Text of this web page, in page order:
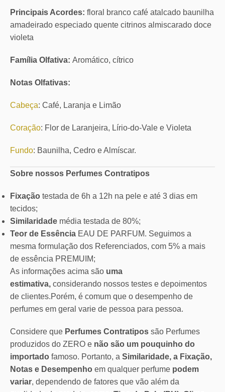
Principais Acordes: floral branco café atalcado baunilha
amadeirado especiado quente citrinos almiscarado doce
violeta
Família Olfativa: Aromático, cítrico
Notas Olfativas:
Cabeça: Café, Laranja e Limão
Coração: Flor de Laranjeira, Lírio-do-Vale e Violeta
Fundo: Baunilha, Cedro e Almíscar.
Sobre nossos Perfumes Contratipos
Fixação testada de 6h a 12h na pele e até 3 dias em
tecidos;
Similaridade média testada de 80%;
Teor de Essência EAU DE PARFUM. Seguimos a
mesma formulação dos Referenciados, com 5% a mais
de essência PREMUIM;
As informações acima são uma
estimativa, considerando nossos testes e depoimentos
de clientes.Porém, é comum que o desempenho de
perfumes em geral varie de pessoa para pessoa.
Considere que Perfumes Contratipos são Perfumes
produzidos do ZERO e não são um pouquinho do
importado famoso. Portanto, a Similaridade, a Fixação,
Notas e Desempenho em qualquer perfume podem
variar, dependendo de fatores que vão além da